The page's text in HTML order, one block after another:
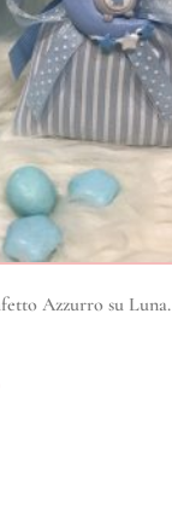
Azzurro su Luna.